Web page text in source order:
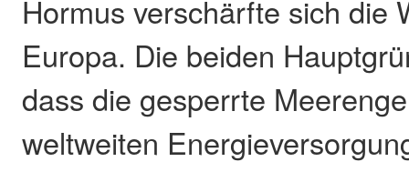
Hormus verschärfte sich die
Europa. Die beiden
dass die gesperrte
weltweiten